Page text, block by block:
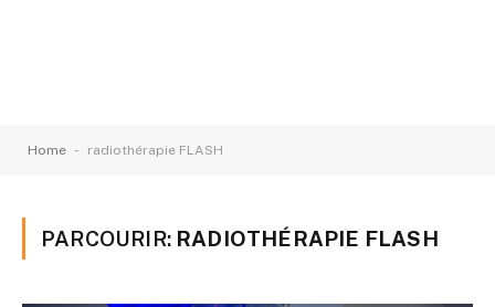
Home - radiothérapie FLASH
PARCOURIR: RADIOTHÉRAPIE FLASH